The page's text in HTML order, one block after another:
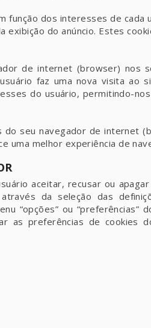
função dos interesses de cada
do anúncio. Estes
de internet (browser) nos
faz uma nova visita ao
do usuário, permitindo-
do seu navegador de internet
uma melhor experiência de
aceitar, recusar ou
da seleção das
“opções” ou “preferências”
as preferências de cookies